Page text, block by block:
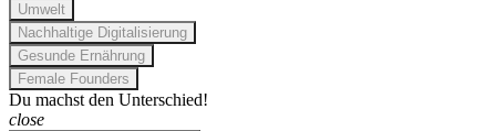
Umwelt
Nachhaltige Digitalisierung
Gesunde Ernährung
Female Founders
Du machst den Unterschied!
close